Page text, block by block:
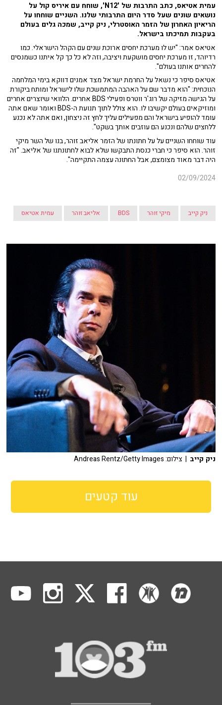
עמית אטיאס, כתב התרבות של 'N12', שוחח עם איריס קול על
נושאים שונים שעל סדר היום התרבותי שלנו. השניים שוחחו על
הריאיון האחרון של הזמר האוסטרלי, ניק קייב, שמכה גלים בעולם
בעקבות תמיכתו בישראל.
אטיאס אמר: "יש לו מערכת יחסים ארוכת שנים עם הקהל הישראלי. כמו
רדיוהד, זו מערכת יחסים מושקעת ויציבה, וזה לא כל כך קל איתנו כשמנסים
להחרים אותנו בעולם".
אטיאס סיפר כי נשאל על החרמת ישראל מצד אמנים דווקא בימי המלחמה
הנוכחית: "הוא מדבר שם על האהבה המתמשכת שלו לישראל ומותח ביקורת
על הגישה מזיקה של רוג'ר ווטרס ופעילי BDS אחרים. הלוואי שיוצרים אחרים
ומוזיקאים בעולם יקשיבו לו. הוא צולל לתוך תנועת ה-BDS ואומר שאם אתה
עומד להופיע בישראל והם מפעילים עליך לחץ זה ניצחון, ואם אתה לא נכנע
ללחצים שלהם ונכנע הם עוזבים אותך בשקט".
עוד שוחחו השניים על על חתונתו של הזמר אליאב זוהר, בנו של השר מיקי
זוהר. הוא סיפר כי חברי כנסת התבקשו שלא לבוא לחתונתנו של אליאב. "זה
היה דבר מאוד מצומצם, אבל החתונה עצמה התקיימה".
02/09/2024
ניק קייב מיקי זוהר BDS אליאב זוהר עמית אטיאס
ניק קייב | צילום: Andreas Rentz/Getty Images
עוד קטעים